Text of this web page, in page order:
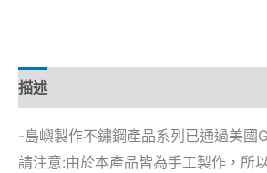
描述
-島嶼製作不鏽鋼產品系列已通過美
請注意:由於本產品皆為手工製作，所